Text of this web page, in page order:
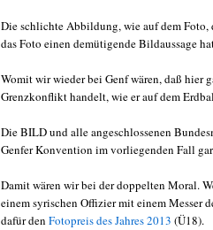
Die schlichte Abbildung, wie auf dem Foto,
das Foto einen demütigende Bildaussage
Womit wir wieder bei Genf wären, daß hier
Grenzkonflikt handelt, wie er auf dem
Die BILD und alle angeschlossenen
Genfer Konvention im vorliegenden Fall
Damit wären wir bei der doppelten Moral.
einem syrischen Offizier mit einem Messer
dafür den Fotopreis des Jahres 2013 (Ü18).